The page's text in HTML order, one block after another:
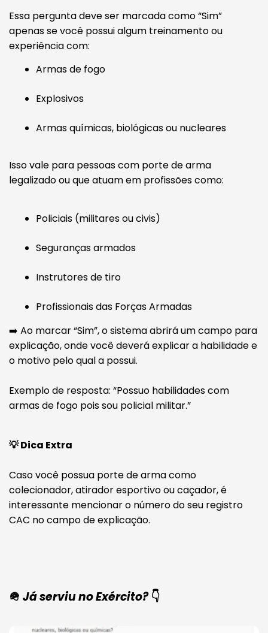
Essa pergunta deve ser marcada como “Sim”
apenas se você possui algum treinamento ou
experiência com:
Armas de fogo
Explosivos
Armas químicas, biológicas ou nucleares
Isso vale para pessoas com porte de arma
legalizado ou que atuam em profissões como:
Policiais (militares ou civis)
Seguranças armados
Instrutores de tiro
Profissionais das Forças Armadas
➡️ Ao marcar “Sim”, o sistema abrirá um campo para
explicação, onde você deverá explicar a habilidade e
o motivo pelo qual a possui.
Exemplo de resposta: “Possuo habilidades com
armas de fogo pois sou policial militar.”
💡 Dica Extra
Caso você possua porte de arma como
colecionador, atirador esportivo ou caçador, é
interessante mencionar o número do seu registro
CAC no campo de explicação.
🪖 Já serviu no Exército?👇